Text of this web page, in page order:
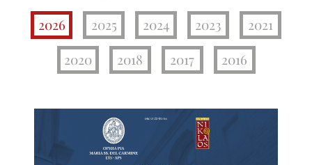
2026 2025 2024 2023
2021
2020
2018 2017 2016